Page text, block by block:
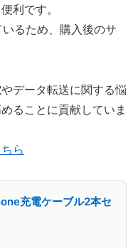
利です。
るため、購入後のサ
データ転送に関する悩
ることに貢献していま
ら
充電ケーブル2本セ